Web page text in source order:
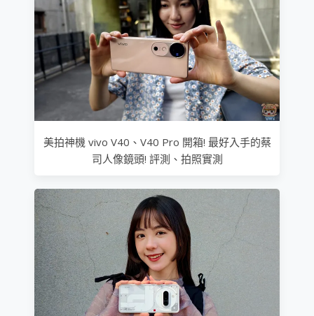
美拍神機 vivo V40、V40 Pro 開箱! 最好入手的蔡
司人像鏡頭! 評測、拍照實測